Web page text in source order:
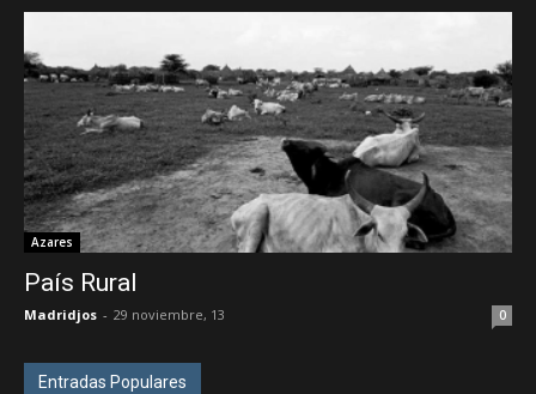
Azares
País Rural
Madridjos - 29 noviembre, 13 0
Entradas Populares